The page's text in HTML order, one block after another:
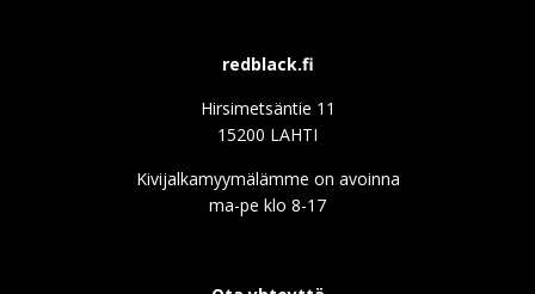
redblack.fi
Hirsimetsäntie 11
15200 LAHTI
Kivijalkamyymälämme on avoinna
ma-pe klo 8-17